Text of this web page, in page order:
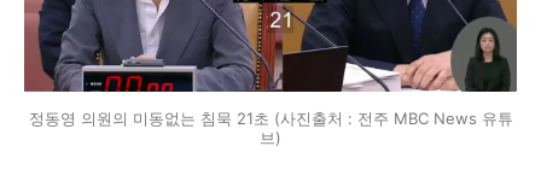
정동영 의원의 미동없는 침묵 21초 (사진출처 : 전주 MBC News 유튜
브)